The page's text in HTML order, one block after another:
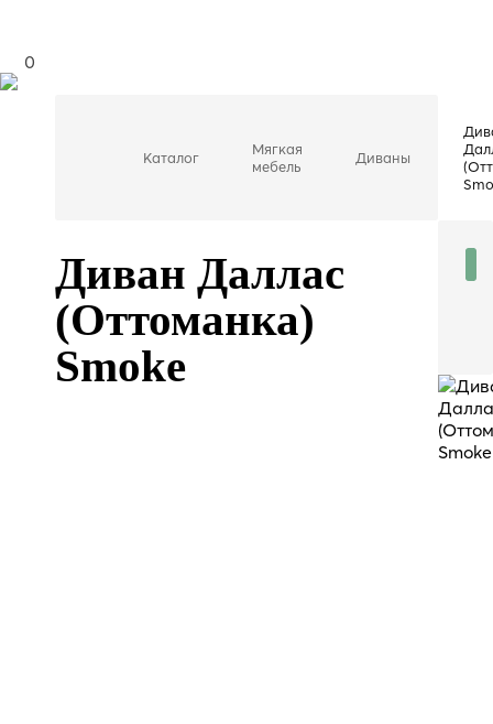
0
Каталог
Мягкая
мебель
Диваны
Диван Даллас
(Оттоманка)
Smoke